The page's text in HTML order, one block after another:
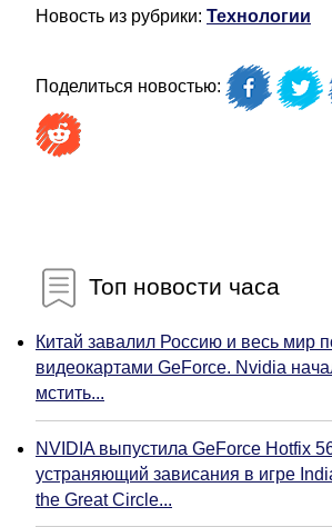
Новость из рубрики: Технологии
Поделиться новостью:
Топ новости часа
Китай завалил Россию и весь мир
видеокартами GeForce. Nvidia
мстить...
NVIDIA выпустила GeForce Hotfix
устраняющий зависания в игре
the Great Circle...